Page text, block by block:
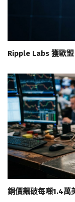
Ripple Labs 獲歐
銅價飆破每噸1.4萬